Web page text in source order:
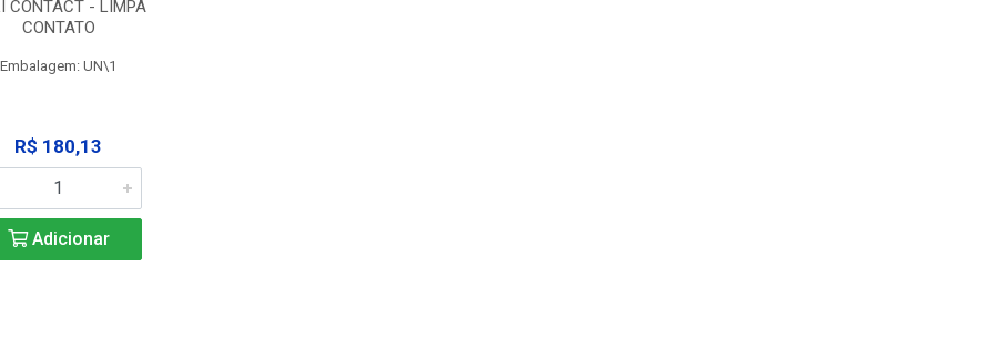
CONTACT - LIMPA
CONTATO
Embalagem: UN\1
R$ 180,13
Adicionar